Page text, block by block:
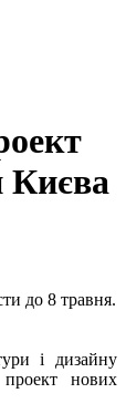
Києва
до 8 травня.
і дизайну
нових